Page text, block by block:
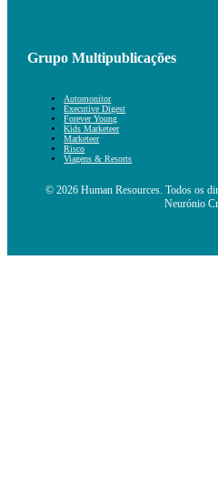
Grupo Multipublicações
Automonitor
Executive Digest
Forever Young
Kids Marketeer
Marketeer
Risco
Viagens & Resorts
© 2026 Human Resources. Todos os
Neurónio